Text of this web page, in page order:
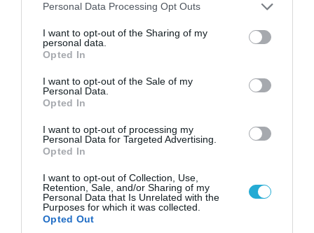
Please note that this website/app uses one or more Google
not limited to your visit or usage behaviour. You may click to
grant or deny consent to Google and its third-party tags to
use your data for below specified purposes in below Google
consent section.
Personal Data Processing Opt Outs
I want to opt-out of the Sharing of my
personal data.
Opted In
I want to opt-out of the Sale of my
Personal Data.
Opted In
I want to opt-out of processing my
Personal Data for Targeted Advertising.
Opted In
I want to opt-out of Collection, Use,
Retention, Sale, and/or Sharing of my
Personal Data that Is Unrelated with the
Purposes for which it was collected.
Opted Out
08.08.2026 | 17:02
Σε «αναμμένα κάρβουνα» η Τουρκία:
Περιορίζει την κίνηση πλοίων από την Μαύρη
Θάλασσα